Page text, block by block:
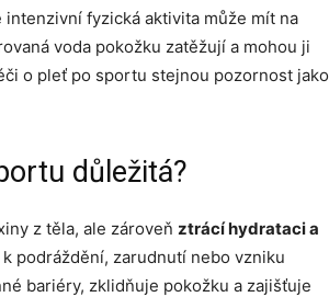
fyzická aktivita může mít na
voda pokožku zatěžují a mohou ji
o pleť po sportu stejnou pozornost jako
důležitá?
z těla, ale zároveň ztrácí hydrataci a
podráždění, zarudnutí nebo vzniku
bariéry, zklidňuje pokožku a zajišťuje